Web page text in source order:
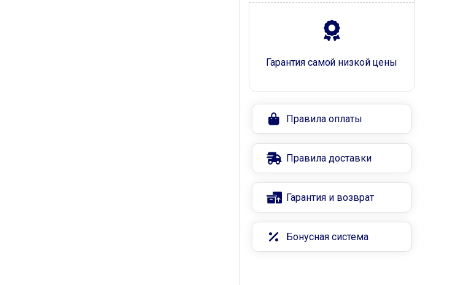
Гарантия самой низкой цены
Правила оплаты
Правила доставки
Гарантия и возврат
Бонусная система